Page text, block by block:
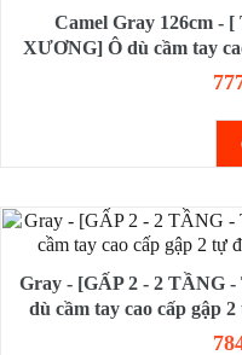
Camel Gray 126cm -
XƯƠNG] Ô dù cầm tay
chống
Gray - [GẤP 2 - 2 TẦNG
dù cầm tay cao cấp gập